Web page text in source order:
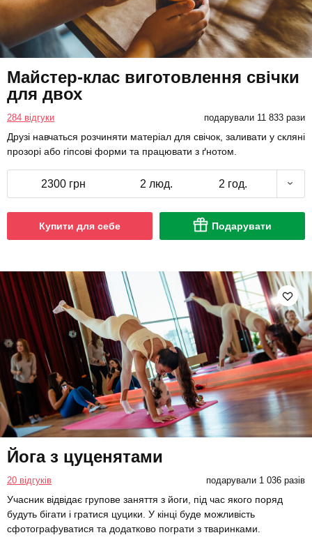
Майстер-клас виготовлення свічки
для двох
284 відгуки подарували 11 833 рази
Друзі навчаться розчиняти матеріал для свічок, заливати у скляні
прозорі або гіпсові форми та працювати з ґнотом.
2300 грн 2 люд. 2 год.
Купити для себе Подарувати
Йога з цуценятами
20 відгуків подарували 1 036 разів
Учасник відвідає групове заняття з йоги, під час якого поряд
будуть бігати і гратися цуцики. У кінці буде можливість
сфотографуватися та додатково пограти з тваринками.